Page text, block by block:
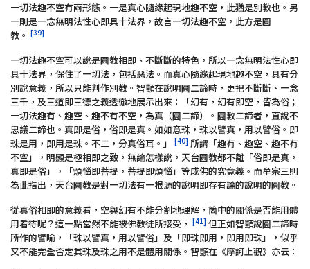
一切法趣不空有兩形態。一是真心隨緣起現地趣不空，此猶是別教也。另
一則是一念無明法性心即具十法界，故言一切法趣不空，此方是圓
教。 [39]
一切法趣不空可以說是圓教相即、不斷斷的特色，所以一念無明法性心即
具十法界，保住了一切法，包括惡法。而真心隨緣起現地趣不空，具有分
別說意義，所以只能判作別教。智顗在說明圓二諦時，更把不斷斷、一念
三千，及三道即三德之義透徹地展示出來：「幻有，幻有即空，皆為俗；
一切法趣有、趣空、趣不有不空，為真（圓二諦）。圓教二諦者，直說不
思議二諦也。真即是俗，俗即是真。如如意珠，珠以譬真，用以譬俗。即
珠是用，即用是珠。不二，分真俗耳。」
[40] 所謂「趣有、趣空、趣不有
不空」，明顯是極相即之致，無論怎樣說，天台圓教都不離「俗即是真，
真即是俗」，「煩惱即菩提，菩提即煩惱」等成佛的究竟義。而牟宗三則
為此指出，天台圓教是對一切法有一根源的說明即存有論的說明的圓教。
從真俗相即的意義看，空與幻有不能分割地理解，箇中的關係是否能用體
用看待呢？這一點當然不能被佛教徒所接受， [41] 但正如智顗說圓二諦時
所作的譬喻，「珠以譬真，用以譬俗」及「即珠即用，即用即珠」，似乎
又不能完全否定其珠及珠之用不是體用關係。智顗在《摩訶止觀》亦云：